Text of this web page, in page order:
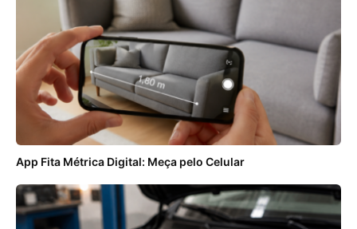
App Fita Métrica Digital: Meça pelo Celular